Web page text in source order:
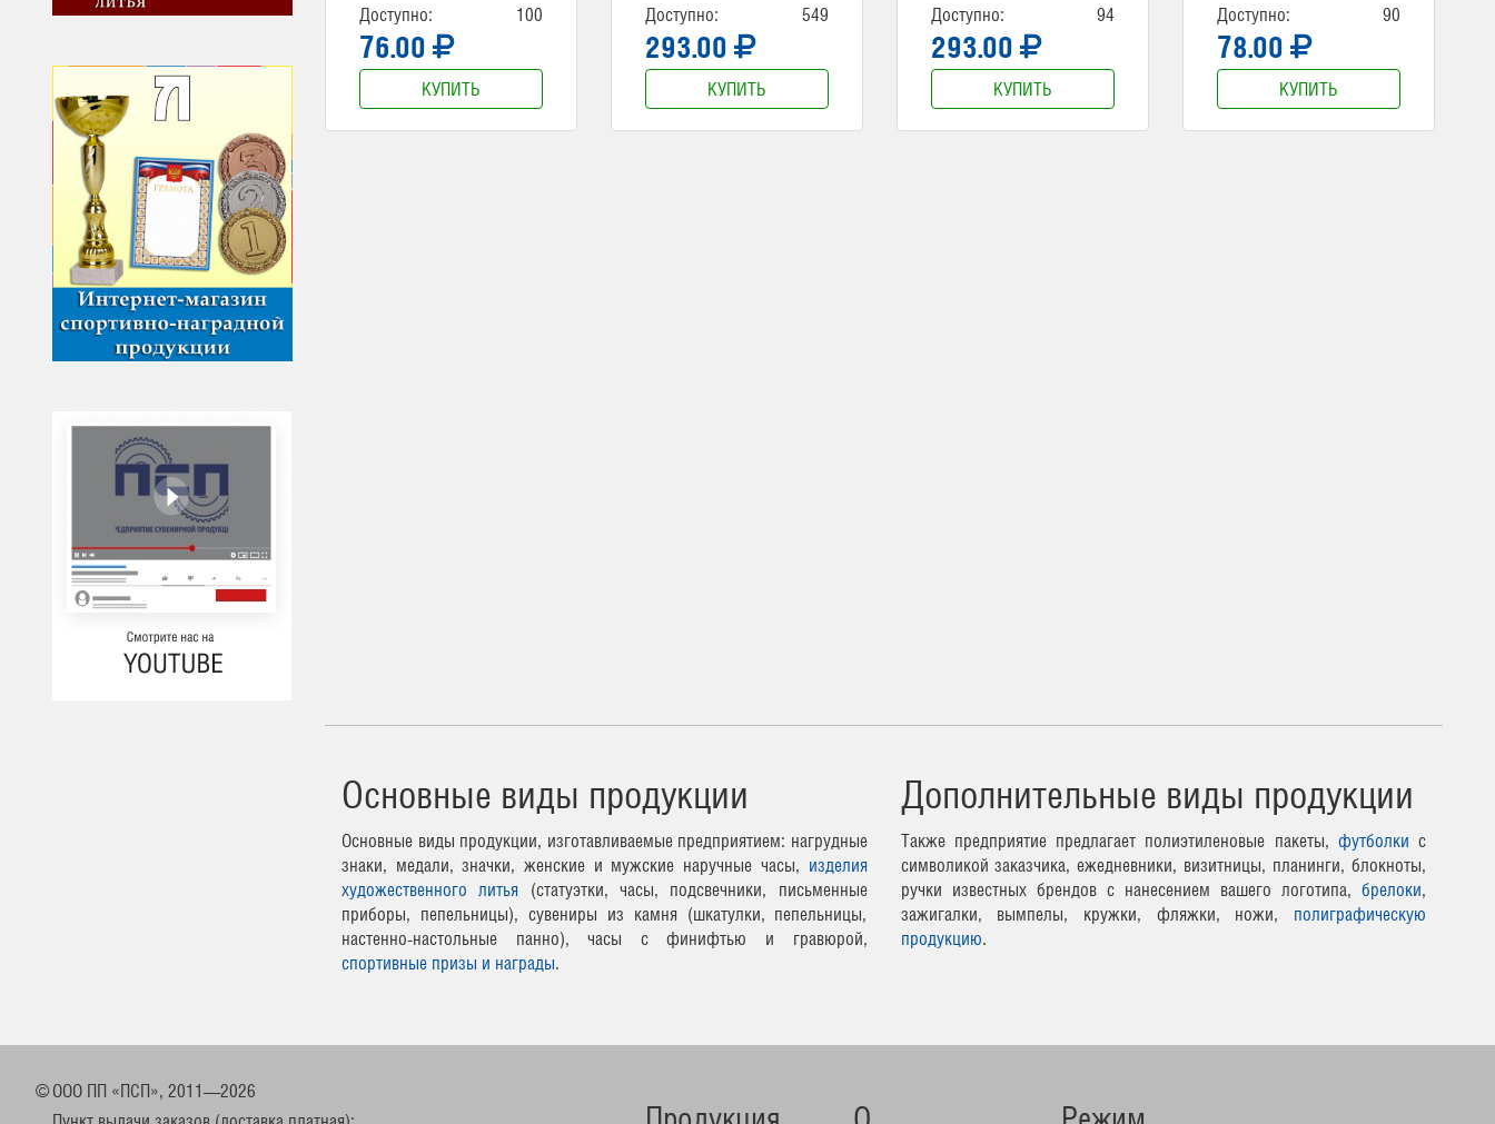
Доступно:
100
76.00
КУПИТЬ
Доступно: 549
293.00
КУПИТЬ
Доступно: 94
293.00
КУПИТЬ
Доступно: 90
78.00
КУПИТЬ
Основные виды продукции
Основные виды продукции, изготавливаемые предприятием: нагрудные
знаки, медали, значки, женские и мужские наручные часы, изделия
художественного литья (статуэтки, часы, подсвечники, письменные
приборы, пепельницы), сувениры из камня (шкатулки, пепельницы,
настенно-настольные панно), часы с финифтью и гравюрой,
спортивные призы и награды.
Дополнительные виды продукции
Также предприятие предлагает полиэтиленовые пакеты, футболки с
символикой заказчика, ежедневники, визитницы, планинги, блокноты,
ручки известных брендов с нанесением вашего логотипа, брелоки,
зажигалки, вымпелы, кружки, фляжки, ножи, полиграфическую
продукцию.
© ООО ПП «ПСП», 2011—2026